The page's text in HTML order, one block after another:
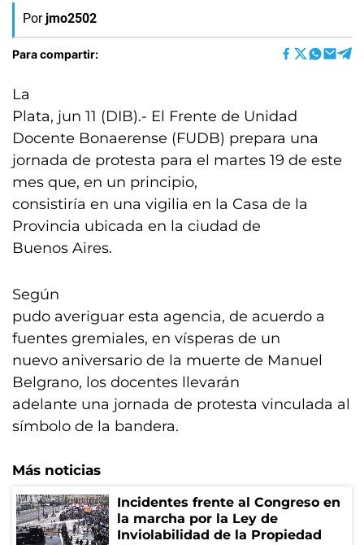
Por jmo2502
Para compartir:
La
Plata, jun 11 (DIB).- El Frente de Unidad
Docente Bonaerense (FUDB) prepara una
jornada de protesta para el martes 19 de este
mes que, en un principio,
consistiría en una vigilia en la Casa de la
Provincia ubicada en la ciudad de
Buenos Aires.
Según
pudo averiguar esta agencia, de acuerdo a
fuentes gremiales, en vísperas de un
nuevo aniversario de la muerte de Manuel
Belgrano, los docentes llevarán
adelante una jornada de protesta vinculada al
símbolo de la bandera.
Más noticias
Incidentes frente al Congreso en
la marcha por la Ley de
Inviolabilidad de la Propiedad